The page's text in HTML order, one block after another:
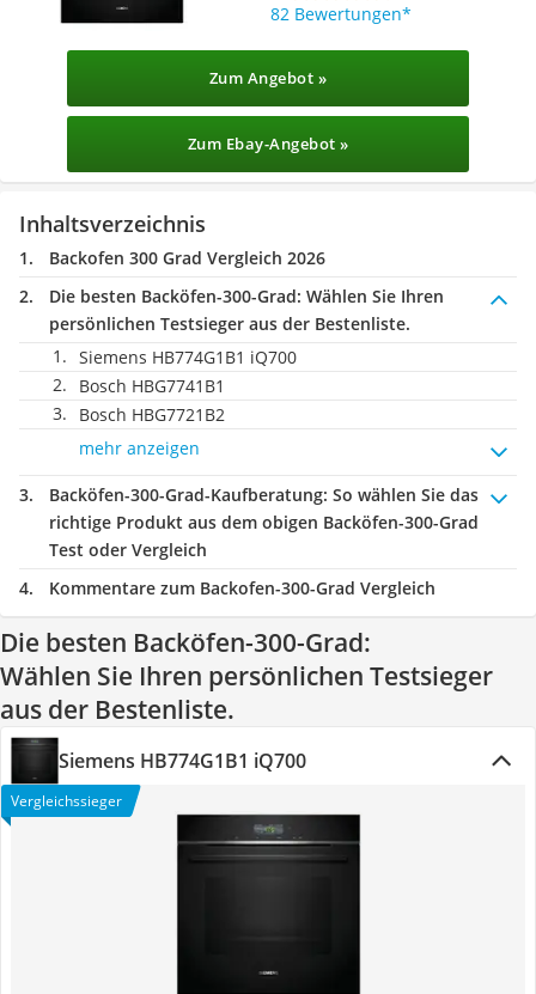
82 Bewertungen
Zum Angebot »
Zum Ebay-Angebot »
Inhaltsverzeichnis
Backofen 300 Grad Vergleich 2026
Die besten Backöfen-300-Grad: Wählen Sie Ihren
persönlichen Testsieger aus der Bestenliste.
Siemens HB774G1B1 iQ700
Bosch HBG7741B1
Bosch HBG7721B2
mehr anzeigen
Backöfen-300-Grad-Kaufberatung: So wählen Sie das
richtige Produkt aus dem obigen Backöfen-300-Grad
Test oder Vergleich
Kommentare zum Backofen-300-Grad Vergleich
Die besten Backöfen-300-Grad:
Wählen Sie Ihren persönlichen Testsieger
aus der Bestenliste.
Siemens HB774G1B1 iQ700
Vergleichssieger